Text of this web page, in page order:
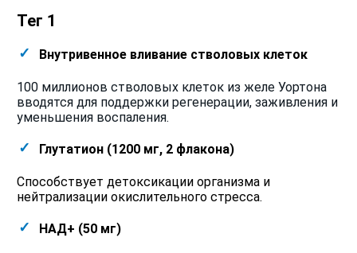
Тег 1
Внутривенное вливание стволовых клеток
100 миллионов стволовых клеток из желе Уортона
вводятся для поддержки регенерации, заживления и
уменьшения воспаления.
Глутатион (1200 мг, 2 флакона)
Способствует детоксикации организма и
нейтрализации окислительного стресса.
НАД+ (50 мг)